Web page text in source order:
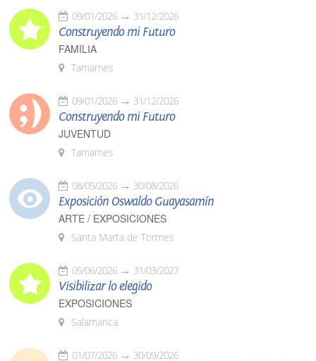
09/01/2026 31/12/2026
Construyendo mi Futuro
FAMILIA
Tamames
09/01/2026 31/12/2026
Construyendo mi Futuro
JUVENTUD
Tamames
08/05/2026 30/08/2026
Exposición Oswaldo Guayasamín
ARTE / EXPOSICIONES
Santa Marta de Tormes
05/06/2026 31/03/2027
Visibilizar lo elegido
EXPOSICIONES
Salamanca
01/07/2026 30/09/2026